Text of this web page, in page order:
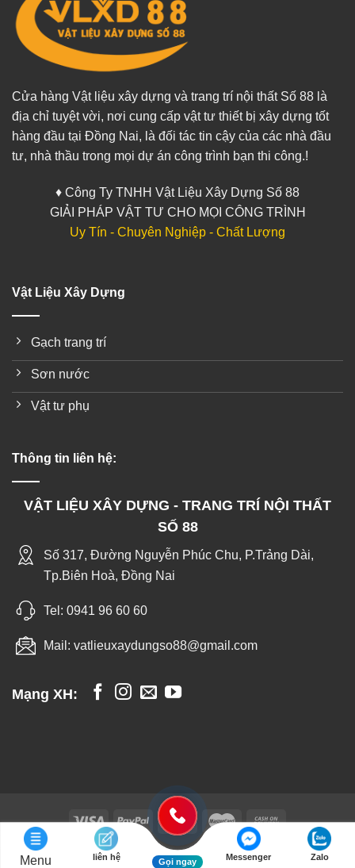
Cửa hàng Vật liệu xây dựng và trang trí nội thất Số 88 là
địa chỉ tuyệt vời, nơi cung cấp vật tư thiết bị xây dựng tốt
hàng đầu tại Đồng Nai, là đối tác tin cậy của các nhà đầu
tư, nhà thầu trong mọi dự án công trình bạn thi công.!
♦ Công Ty TNHH Vật Liệu Xây Dựng Số 88
GIẢI PHÁP VẬT TƯ CHO MỌI CÔNG TRÌNH
Uy Tín - Chuyên Nghiệp - Chất Lượng
Vật Liệu Xây Dựng
Gạch trang trí
Sơn nước
Vật tư phụ
Thông tin liên hệ:
VẬT LIỆU XÂY DỰNG - TRANG TRÍ NỘI THẤT
SỐ 88
Số 317, Đường Nguyễn Phúc Chu, P.Trảng Dài,
Tp.Biên Hoà, Đồng Nai
Tel: 0941 96 60 60
Mail: vatlieuxaydungso88@gmail.com
Mạng XH:
Vật Liệu Xây Dựng - Trang Trí Nội Thất Số 88 - Copyright 2026 ©
Menu liên hệ Gọi ngay Messenger Zalo